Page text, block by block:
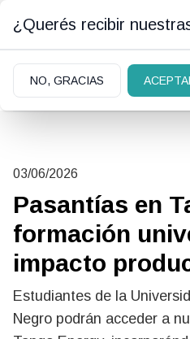
03/06/2026
Pasantías en
formación
impacto
Estudiantes de la
Negro podrán acceder a
¿Querés recibir
NO, GRACIAS